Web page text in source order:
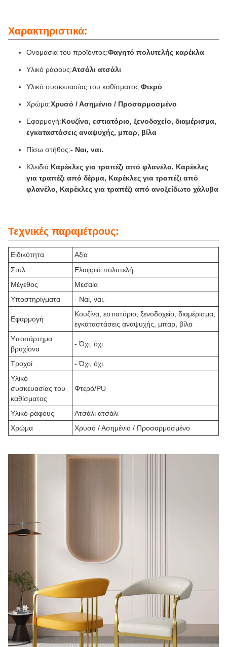
Χαρακτηριστικά:
Ονομασία του προϊόντος:Φαγητό πολυτελής καρέκλα
Υλικό ράφους:Ατσάλι ατσάλι
Υλικό συσκευασίας του καθίσματος:Φτερό
Χρώμα:Χρυσό / Ασημένιο / Προσαρμοσμένο
Εφαρμογή:Κουζίνα, εστιατόριο, ξενοδοχείο, διαμέρισμα,
εγκαταστάσεις αναψυχής, μπαρ, βίλα
Πίσω στήθος:- Ναι, ναι.
Κλειδιά:Καρέκλες για τραπέζι από φλανέλο, Καρέκλες
για τραπέζι από δέρμα, Καρέκλες για τραπέζι από
φλανέλο, Καρέκλες για τραπέζι από ανοξείδωτο χάλυβα
Τεχνικές παραμέτρους:
Ειδικότητα
Αξία
Στυλ
Ελαφριά πολυτελή
Μέγεθος
Μεσαία
Υποστηρίγματα
- Ναι, ναι.
Εφαρμογή
Κουζίνα, εστιατόριο, ξενοδοχείο, διαμέρισμα,
εγκαταστάσεις αναψυχής, μπαρ, βίλα
Υποσάρτημα
βραχίονα
- Όχι, όχι.
Τροχοί
- Όχι, όχι.
Υλικό
συσκευασίας του
καθίσματος
Φτερό/PU
Υλικό ράφους
Ατσάλι ατσάλι
Χρώμα
Χρυσό / Ασημένιο / Προσαρμοσμένο